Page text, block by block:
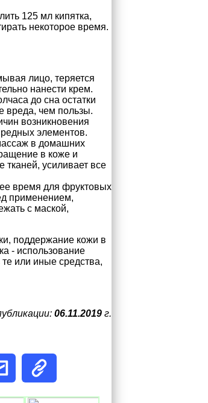
125 мл кипятка,
некоторое время.
лицо, теряется
нанести крем.
до сна остатки
вреда, чем пользы.
возникновения
элементов.
в домашних
в коже и
тканей, усиливает все
время для фруктовых
применением,
с маской,
поддержание кожи в
- использование
или иные средства,
06.11.2019 г.